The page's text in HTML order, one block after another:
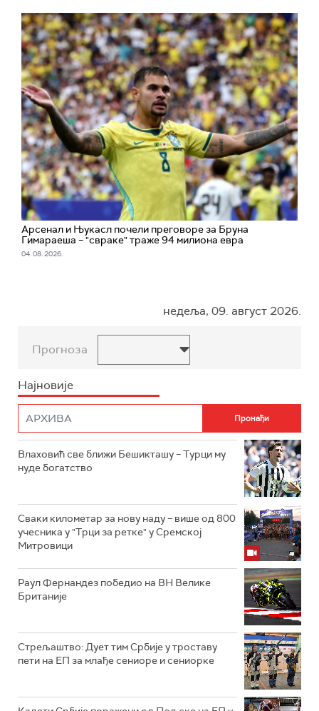
Арсенал и Њукасл почели преговоре за Бруна
Гимараеша – "свраке" траже 94 милиона евра
04. 08. 2026.
недеља, 09. август 2026.
Прогноза
Најновије
Влаховић све ближи Бешикташу – Турци му
нуде богатство
Сваки километар за нову наду – више од 800
учесника у "Трци за ретке" у Сремској
Митровици
Раул Фернандез победио на ВН Велике
Британије
Стрељаштво: Дует тим Србије у троставу
пети на ЕП за млађе сениоре и сениорке